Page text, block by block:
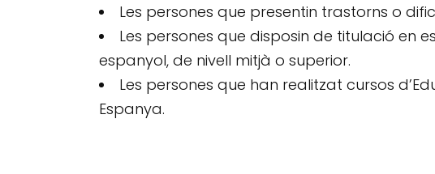
Les persones que presentin trastorns o
Les persones que disposin de titulació en
espanyol, de nivell mitjà o superior.
Les persones que han realitzat cursos
Espanya.